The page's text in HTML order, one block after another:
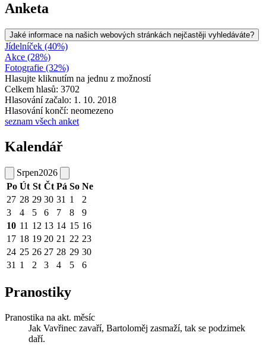
Anketa
Jaké informace na našich webových stránkách nejčastěji vyhledáváte?
Jídelníček (40%)
Akce (28%)
Fotografie (32%)
Hlasujte kliknutím na jednu z možností
Celkem hlasů: 3702
Hlasování začalo: 1. 10. 2018
Hlasování končí: neomezeno
seznam všech anket
Kalendář
Srpen2026
Po Út St Čt Pá So Ne
27 28 29 30 31 1
2
3
4 5 6 7 8
9
10 11 12 13 14 15 16
17 18 19 20 21 22 23
24 25 26 27 28 29 30
31 1 2 3 4 5 6
Pranostiky
Pranostika na akt. měsíc
Jak Vavřinec zavaří, Bartoloměj zasmaží, tak se podzimek
daří.